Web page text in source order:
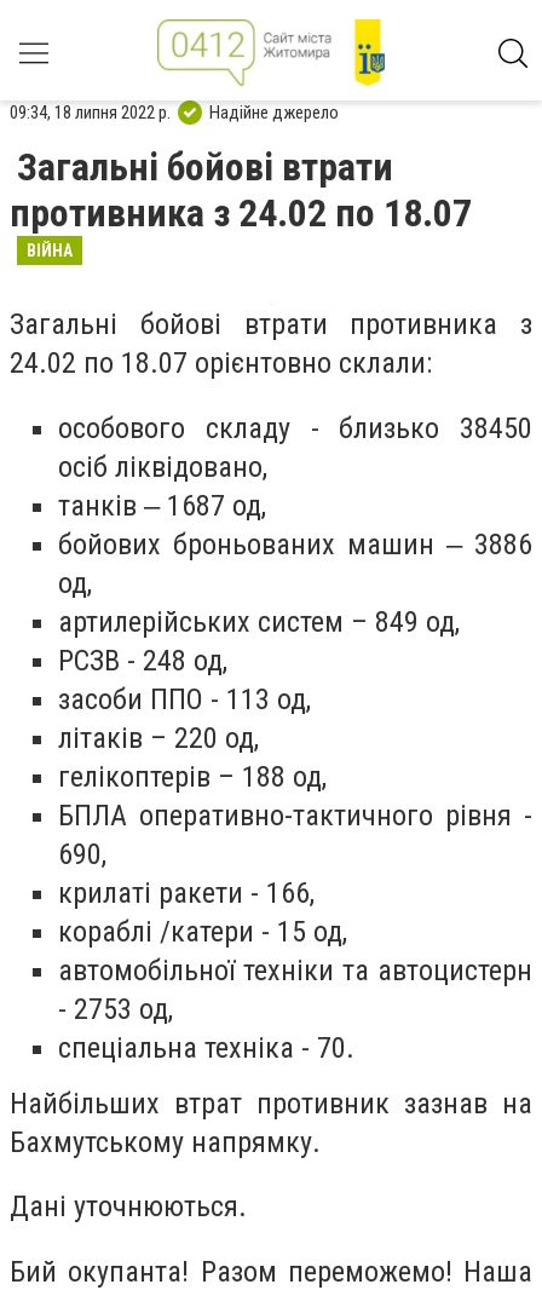
09:34, 18 липня 2022 р. Надійне джерело
Загальні бойові втрати
противника з 24.02 по 18.07
ВІЙНА
Загальні бойові втрати противника з
24.02 по 18.07 орієнтовно склали:
особового складу - близько 38450
осіб ліквідовано,
танків ‒ 1687 од,
бойових броньованих машин ‒ 3886
од,
артилерійських систем – 849 од,
РСЗВ - 248 од,
засоби ППО - 113 од,
літаків – 220 од,
гелікоптерів – 188 од,
БПЛА оперативно-тактичного рівня -
690,
крилаті ракети - 166,
кораблі /катери - 15 од,
автомобільної техніки та автоцистерн
- 2753 од,
спеціальна техніка - 70.
Найбільших втрат противник зазнав на
Бахмутському напрямку.
Дані уточнюються.
Бий окупанта! Разом переможемо! Наша